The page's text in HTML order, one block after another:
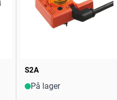
S2A
På lager